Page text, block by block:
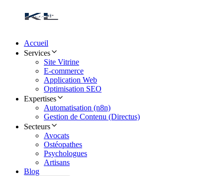
Accueil
Services
Site Vitrine
E-commerce
Application Web
Optimisation SEO
Expertises
Automatisation (n8n)
Gestion de Contenu (Directus)
Secteurs
Avocats
Ostéopathes
Psychologues
Artisans
Blog